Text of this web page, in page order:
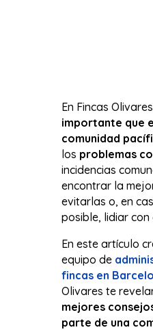
En Fincas
importante que
comunidad
los problemas
incidencias
encontrar la
evitarlas o, en
posible, lidiar con
En este artículo
equipo de
fincas en
Olivares te
mejores
parte de una